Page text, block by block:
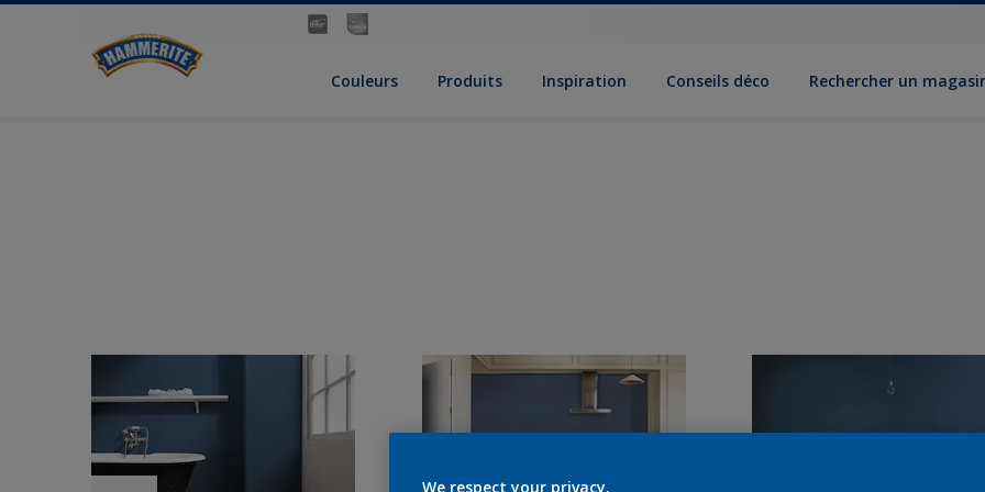
Couleurs Produits Inspiration Conseils déco Rechercher un
We respect your privacy.